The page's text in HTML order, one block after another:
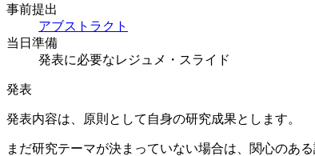
事前提出
アブストラクト
当日準備
発表に必要なレジュメ・スライド
発表
発表内容は、原則として自身の研究成果とします。
まだ研究テーマが決まっていない場合は、関心のあ